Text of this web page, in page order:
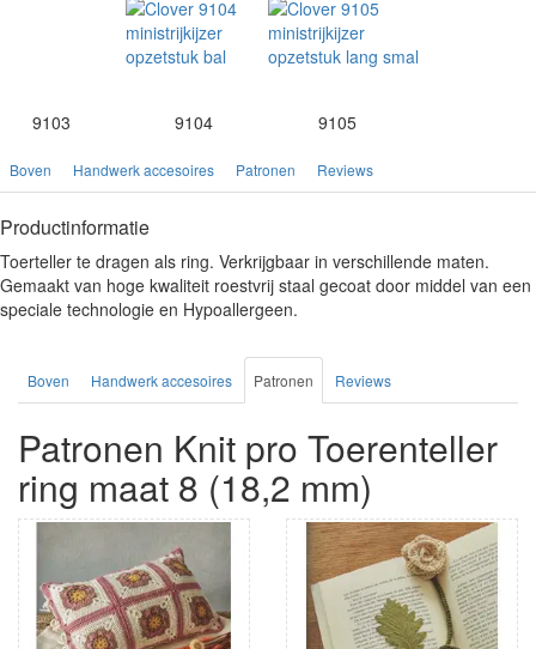
9103 9104 9105
Boven Handwerk accesoires Patronen Reviews
Productinformatie
Toerteller te dragen als ring. Verkrijgbaar in verschillende maten.
Gemaakt van hoge kwaliteit roestvrij staal gecoat door middel van een
speciale technologie en Hypoallergeen.
Boven Handwerk accesoires Patronen Reviews
Patronen Knit pro Toerenteller
ring maat 8 (18,2 mm)